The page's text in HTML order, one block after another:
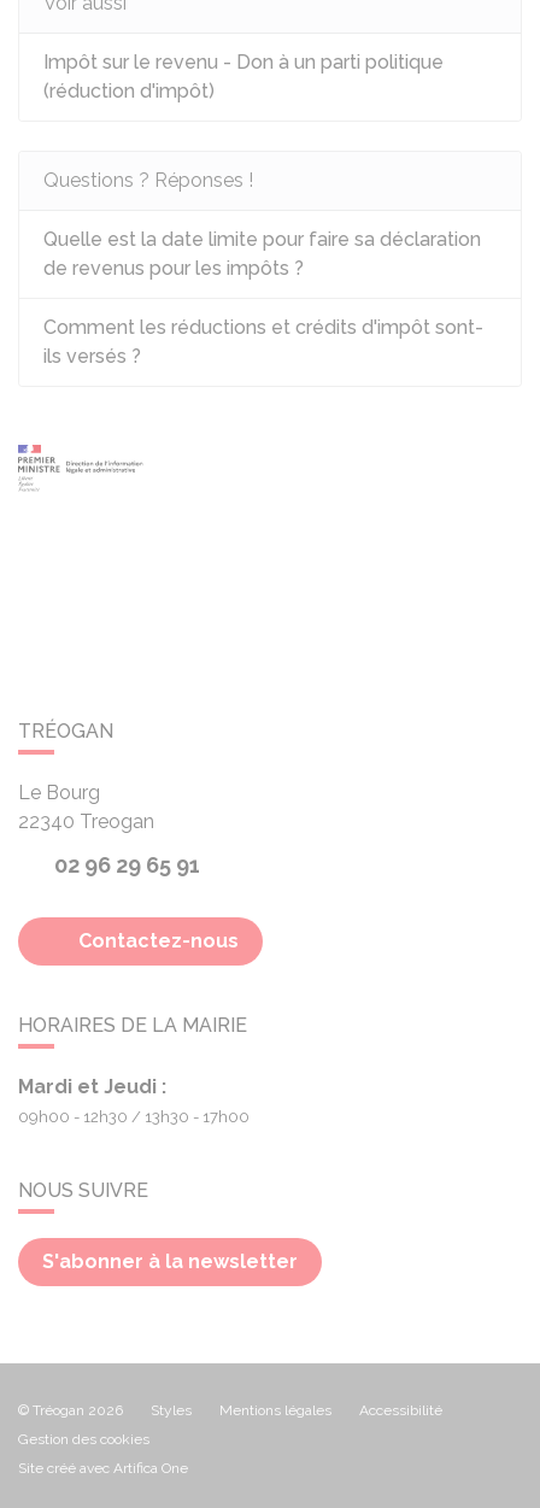
Impôt sur le revenu - Don à un parti politique
(réduction d'impôt)
Questions ? Réponses !
Quelle est la date limite pour faire sa déclaration
de revenus pour les impôts ?
Comment les réductions et crédits d'impôt sont-
ils versés ?
TRÉOGAN
Le Bourg
22340 Treogan
02 96 29 65 91
Contactez-nous
HORAIRES DE LA MAIRIE
Mardi et Jeudi :
09h00 - 12h30 13h30 - 17h00
NOUS SUIVRE
S'abonner à la newsletter
© Tréogan 2026 Styles Mentions légales
Accessibilité
Gestion des cookies
Site créé avec Artifica One